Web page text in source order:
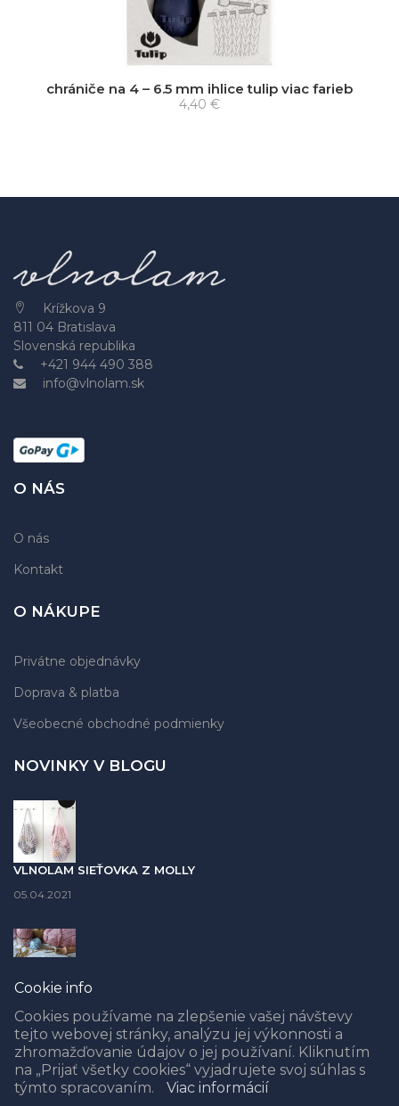
Cookie info
Cookies používame na zlepšenie vašej návštevy
tejto webovej stránky, analýzu jej výkonnosti a
zhromažďovanie údajov o jej používaní. Kliknutím
na „Prijať všetky cookies“ vyjadrujete svoj súhlas s
týmto spracovaním.
Viac informácií
chrániče na 4 – 6.5 mm ihlice tulip viac farieb
4,40 €
Krížkova 9
811 04 Bratislava
Slovenská republika
+421 944 490 388
info@vlnolam.sk
O NÁS
O nás
Kontakt
O NÁKUPE
Privátne objednávky
Doprava & platba
Všeobecné obchodné podmienky
NOVINKY V BLOGU
VLNOLAM SIEŤOVKA Z MOLLY
05.04.2021
TABUĽKA S FOTO
08.02.2021